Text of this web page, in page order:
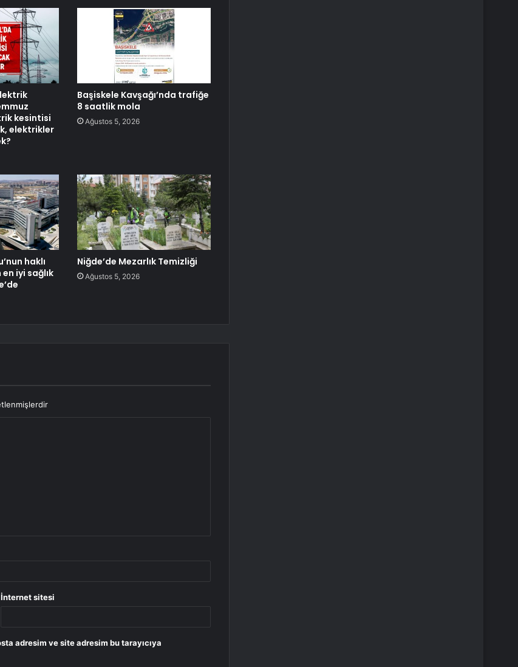
kesintisi
elektrikler
Başiskele Kavşağı’nda trafiğe
8 saatlik mola
Ağustos 5, 2026
haklı
iyi sağlık
Niğde’de Mezarlık Temizliği
Ağustos 5, 2026
İnternet sitesi
adresim ve site adresim bu tarayıcıya